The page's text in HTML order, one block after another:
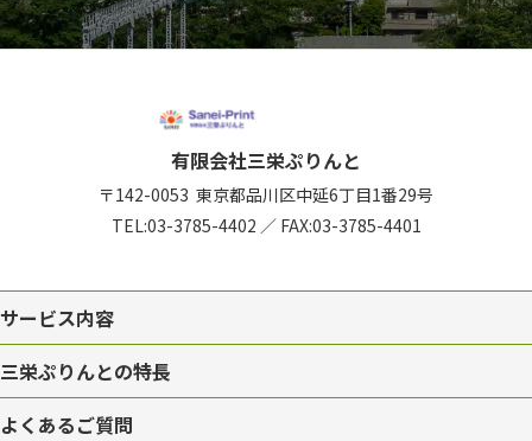
有限会社三栄ぷりんと
〒142-0053 東京都品川区中延6丁目1番29号
TEL:03-3785-4402 ／ FAX:03-3785-4401
サービス内容
三栄ぷりんとの特長
よくあるご質問